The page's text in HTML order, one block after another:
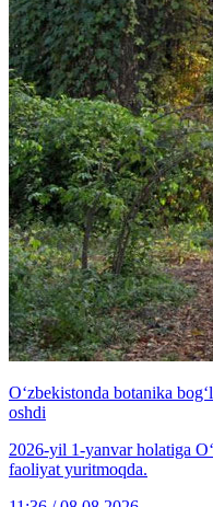
O‘zbekistonda botanika
oshdi
2026-yil 1-yanvar holatiga
faoliyat yuritmoqda.